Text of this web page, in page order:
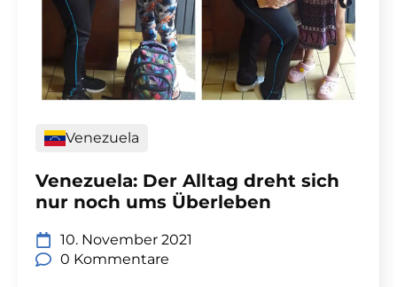
Venezuela
Venezuela: Der Alltag dreht sich
nur noch ums Überleben
10. November 2021
0 Kommentare